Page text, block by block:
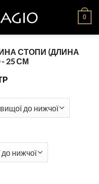
0
СТОПИ (ДЛИНА
- 25 СМ